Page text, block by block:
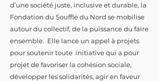
d’une société juste, inclusive et durable, la
Fondation du Souffle du Nord se mobilise
autour du collectif, de la puissance du faire
ensemble. Elle lance un appel à projets
pour soutenir toute initiative qui a pour
projet de favoriser la cohésion sociale,
développer les solidarités, agir en faveur